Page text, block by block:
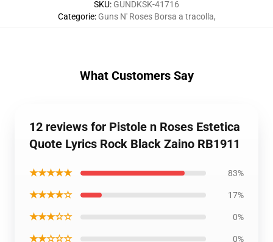
SKU: GUNDKSK-41716
Categorie: Guns N' Roses Borsa a tracolla,
What Customers Say
12 reviews for Pistole n Roses Estetica
Quote Lyrics Rock Black Zaino RB1911
★★★★★ 83%
★★★★☆ 17%
★★★☆☆ 0%
★★☆☆☆ 0%